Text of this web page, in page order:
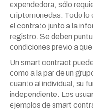
expendedora, sólo
criptomonedas. Todo lo
el contrato junto a la
registro. Se deben
condiciones previo a
Un smart contract
como a la par de un
cuanto al individual, su
independiente. Los
ejemplos de smart